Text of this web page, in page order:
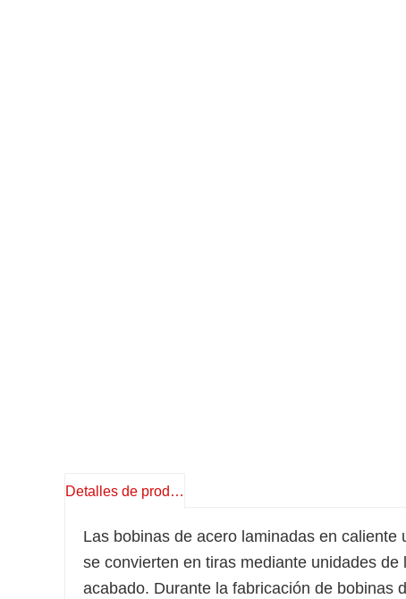
Detalles de producto
Las bobinas de acero laminadas en
se convierten en tiras mediante unidades
acabado. Durante la fabricación de bobinas